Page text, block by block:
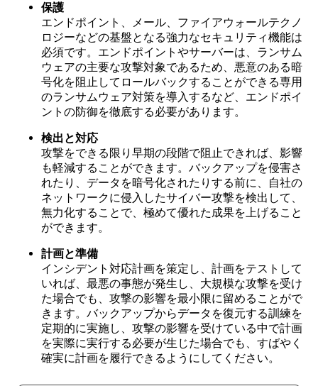
保護
エンドポイント、メール、ファイアウォールテクノ
ロジーなどの基盤となる強力なセキュリティ機能は
必須です。エンドポイントやサーバーは、ランサム
ウェアの主要な攻撃対象であるため、悪意のある暗
号化を阻止してロールバックすることができる専用
のランサムウェア対策を導入するなど、エンドポイ
ントの防御を徹底する必要があります。
検出と対応
攻撃をできる限り早期の段階で阻止できれば、影響
も軽減することができます。バックアップを侵害さ
れたり、データを暗号化されたりする前に、自社の
ネットワークに侵入したサイバー攻撃を検出して、
無力化することで、極めて優れた成果を上げること
ができます。
計画と準備
インシデント対応計画を策定し、計画をテストして
いれば、最悪の事態が発生し、大規模な攻撃を受け
た場合でも、攻撃の影響を最小限に留めることがで
きます。バックアップからデータを復元する訓練を
定期的に実施し、攻撃の影響を受けている中で計画
を実際に実行する必要が生じた場合でも、すばやく
確実に計画を履行できるようにしてください。